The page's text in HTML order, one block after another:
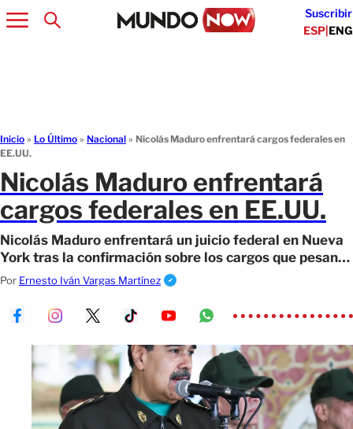
Suscribir
ESP|ENG
Inicio » Lo Último » Nacional » Nicolás Maduro enfrentará cargos federales en
EE.UU.
Nicolás Maduro enfrentará
cargos federales en EE.UU.
Nicolás Maduro enfrentará un juicio federal en Nueva
York tras la confirmación sobre los cargos que pesan
en su contra desde 2020.
Por Ernesto Iván Vargas Martínez